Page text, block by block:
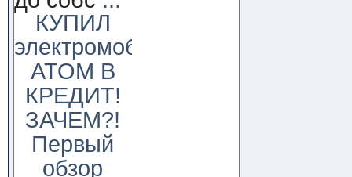
КУПИЛ
электромобиль
АТОМ В
КРЕДИТ!
ЗАЧЕМ?!
Первый
обзор